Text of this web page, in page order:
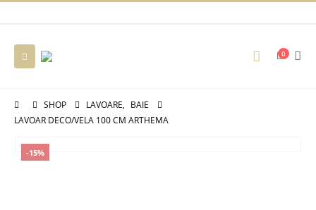
0
SHOP LAVOARE, BAIE
LAVOAR DECO/VELA 100 CM ARTHEMA
-15%